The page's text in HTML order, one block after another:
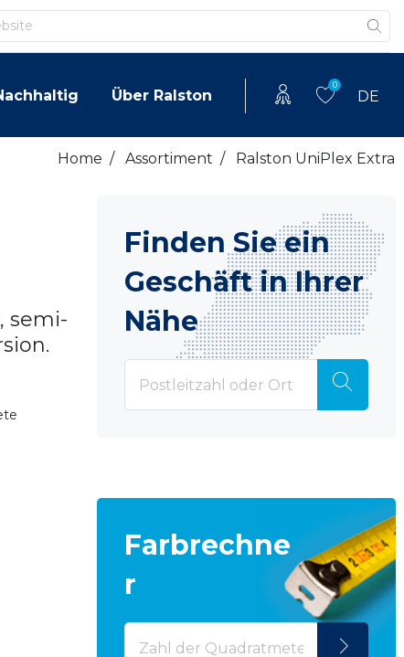
Über Ralston
0
DE
Home / Assortiment / Ralston UniPlex Extra
semi-
Finden Sie ein
Geschäft in Ihrer
Nähe
Farbrechne
r